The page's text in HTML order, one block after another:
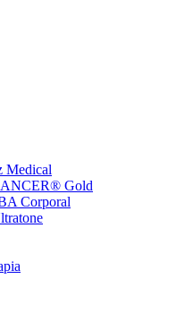
Medical
Gold
Corporal